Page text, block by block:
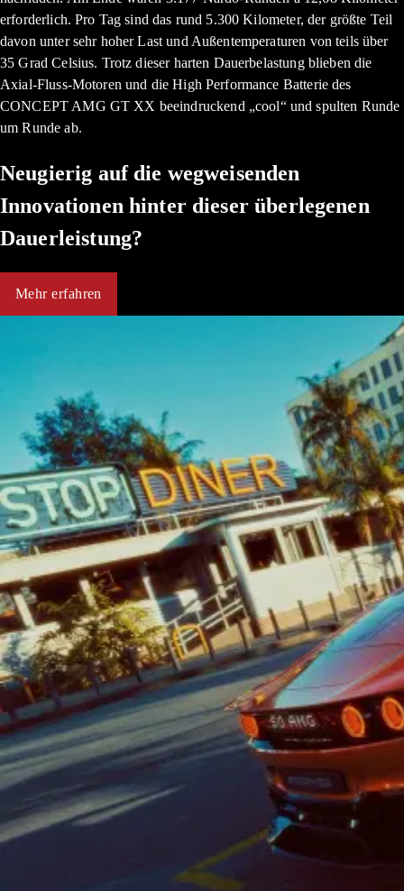
erforderlich. Pro Tag sind das rund 5.300 Kilometer, der größte Teil
davon unter sehr hoher Last und Außentemperaturen von teils über
35 Grad Celsius. Trotz dieser harten Dauerbelastung blieben die
Axial-Fluss-Motoren und die High Performance Batterie des
CONCEPT AMG GT XX beeindruckend „cool“ und spulten Runde
um Runde ab.
Neugierig auf die wegweisenden
Innovationen hinter dieser überlegenen
Dauerleistung?
Mehr erfahren